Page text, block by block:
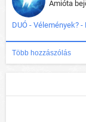
DUÓ - Vélemények? -
Több hozzászólás